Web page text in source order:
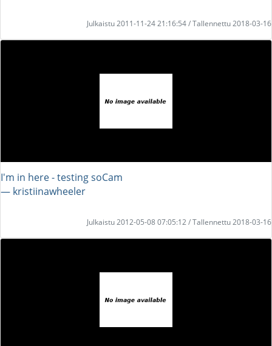
Julkaistu 2011-11-24 21:16:54 / Tallennettu 2018-03-16
I'm in here - testing soCam
― kristiinawheeler
Julkaistu 2012-05-08 07:05:12 / Tallennettu 2018-03-16